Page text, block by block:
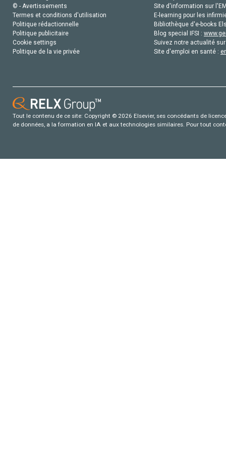
© - Avertissements
Termes et conditions d'utilisation
Politique rédactionnelle
Politique publicitaire
Cookie settings
Politique de la vie privée
Site d'information sur
E-learning pour les
Bibliothèque d'e-books
Blog special IFSI :
Suivez notre actualité
Site d'emploi en santé :
Tout le contenu de ce site: Copyright © 2026 Elsevier, ses concédants de
de données, a la formation en IA et aux technologies similaires. Pour tout